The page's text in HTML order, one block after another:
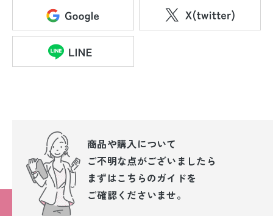
商品や購入について
ご不明な点がございましたら
まずはこちらのガイドを
ご確認くださいませ。